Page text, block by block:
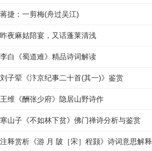
蒋捷：一剪梅(舟过吴江)
昨夜麻姑陪宴，又话蓬莱清浅
李白《蜀道难》精品诗词解读
刘子翚《汴京纪事二十首(其一)》鉴赏
王维《酬张少府》隐居山野诗作
寒山子《不如林下贫》佛门禅诗分析与鉴赏
注释赏析《游 月 陂［宋］程颢》诗词意思解释